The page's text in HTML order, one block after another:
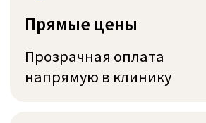
Честность Эмпатия Экспертиза